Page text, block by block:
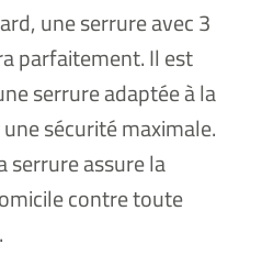
une serrure avec 3
parfaitement. Il est
serrure adaptée à la
sécurité maximale.
serrure assure la
contre toute